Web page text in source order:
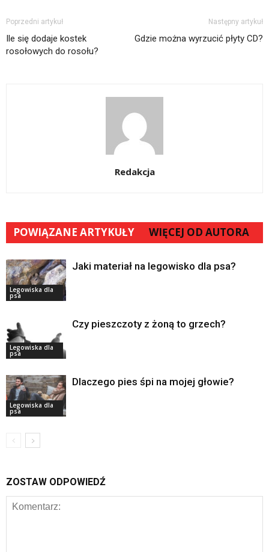
Poprzedni artykuł
Ile się dodaje kostek
rosołowych do rosołu?
Następny artykuł
Gdzie można wyrzucić płyty CD?
Redakcja
POWIĄZANE ARTYKUŁY WIĘCEJ OD AUTORA
Legowiska dla
psa
Jaki materiał na legowisko dla psa?
Legowiska dla
psa
Czy pieszczoty z żoną to grzech?
Legowiska dla
psa
Dlaczego pies śpi na mojej głowie?
ZOSTAW ODPOWIEDŹ